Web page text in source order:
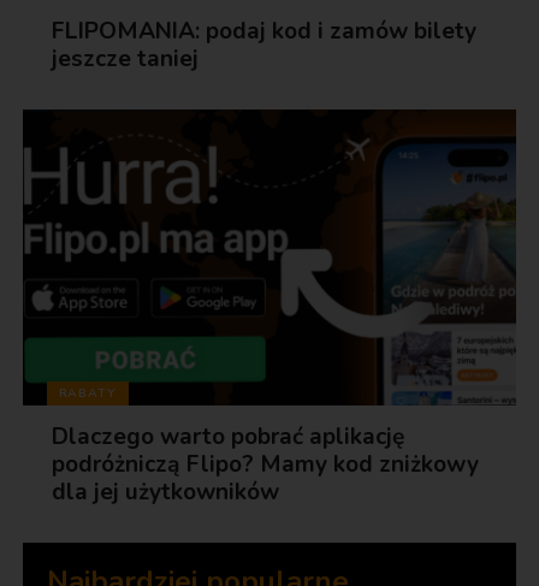
FLIPOMANIA: podaj kod i zamów bilety
jeszcze taniej
RABATY
Dlaczego warto pobrać aplikację
podróżniczą Flipo? Mamy kod zniżkowy
dla jej użytkowników